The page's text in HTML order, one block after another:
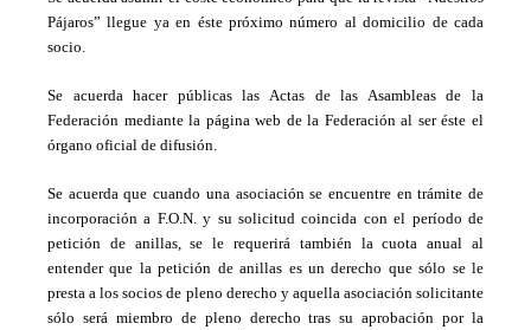
Pájaros” llegue ya en éste próximo número al domicilio de cada
socio.
Se acuerda hacer públicas las Actas de las Asambleas de la
Federación mediante la página web de la Federación al ser éste el
órgano oficial de difusión.
Se acuerda que cuando una asociación se encuentre en trámite de
incorporación a F.O.N. y su solicitud coincida con el período de
petición de anillas, se le requerirá también la cuota anual al
entender que la petición de anillas es un derecho que sólo se le
presta a los socios de pleno derecho y aquella asociación solicitante
sólo será miembro de pleno derecho tras su aprobación por la